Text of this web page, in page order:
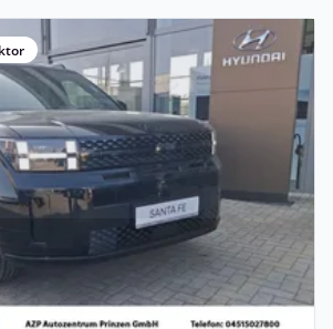
FE HEV 1.6 T-GDI 4WD A/T